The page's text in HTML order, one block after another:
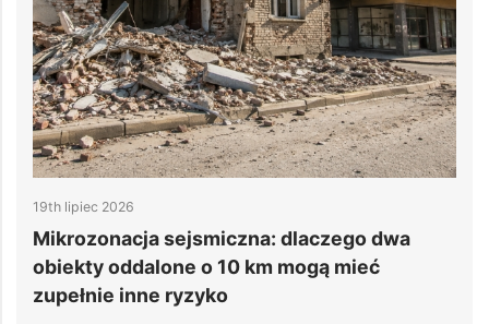
19th lipiec 2026
Mikrozonacja sejsmiczna: dlaczego dwa
obiekty oddalone o 10 km mogą mieć
zupełnie inne ryzyko